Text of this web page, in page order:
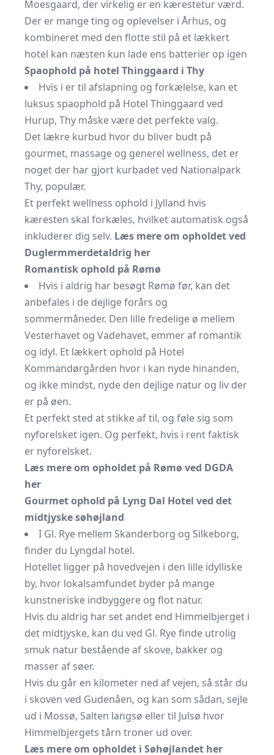
Moesgaard, der virkelig er en kærestetur værd.
Der er mange ting og oplevelser i Århus, og
kombineret med den flotte stil på et lækkert
hotel kan næsten kun lade ens batterier op igen
Spaophold på hotel Thinggaard i Thy
Hvis i er til afslapning og forkælelse, kan et
luksus spaophold på Hotel Thinggaard ved
Hurup, Thy måske være det perfekte valg.
Det lækre kurbud hvor du bliver budt på
gourmet, massage og generel wellness, det er
noget der har gjort kurbadet ved Nationalpark
Thy, populær.
Et perfekt wellness ophold i Jylland hvis
kæresten skal forkæles, hvilket automatisk også
inkluderer dig selv. Læs mere om opholdet ved
Duglermmerdetaldrig her
Romantisk ophold på Rømø
Hvis i aldrig har besøgt Rømø før, kan det
anbefales i de dejlige forårs og
sommermåneder. Den lille fredelige ø mellem
Vesterhavet og Vadehavet, emmer af romantik
og idyl. Et lækkert ophold på Hotel
Kommandørgården hvor i kan nyde hinanden,
og ikke mindst, nyde den dejlige natur og liv der
er på øen.
Et perfekt sted at stikke af til, og føle sig som
nyforelsket igen. Og perfekt, hvis i rent faktisk
er nyforelsket.
Læs mere om opholdet på Rømø ved DGDA
her
Gourmet ophold på Lyng Dal Hotel ved det
midtjyske søhøjland
I Gl. Rye mellem Skanderborg og Silkeborg,
finder du Lyngdal hotel.
Hotellet ligger på hovedvejen i den lille idylliske
by, hvor lokalsamfundet byder på mange
kunstneriske indbyggere og flot natur.
Hvis du aldrig har set andet end Himmelbjerget i
det midtjyske, kan du ved Gl. Rye finde utrolig
smuk natur bestående af skove, bakker og
masser af søer.
Hvis du går en kilometer ned af vejen, så står du
i skoven ved Gudenåen, og kan som sådan, sejle
ud i Mossø, Salten langsø eller til Julsø hvor
Himmelbjergets tårn troner ud over.
Læs mere om opholdet i Søhøjlandet her